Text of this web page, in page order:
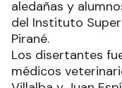
aledañas y
del Instituto
Pirané.
Los disertantes
médicos